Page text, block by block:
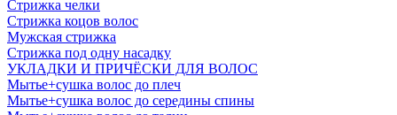
Стрижка челки
Стрижка коцов волос
Мужская стрижка
Стрижка под одну насадку
УКЛАДКИ И ПРИЧЁСКИ ДЛЯ ВОЛОС
Мытье+сушка волос до плеч
Мытье+сушка волос до середины спины